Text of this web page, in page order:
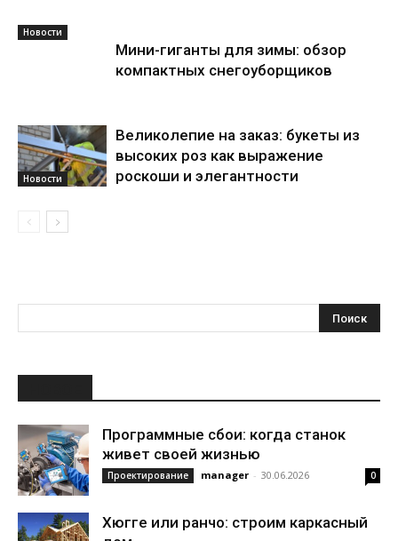
Новости
Мини-гиганты для зимы: обзор
компактных снегоуборщиков
Новости
Великолепие на заказ: букеты из
высоких роз как выражение
роскоши и элегантности
Программные сбои: когда станок
живет своей жизнью
Проектирование manager - 30.06.2026 0
Хюгге или ранчо: строим каркасный